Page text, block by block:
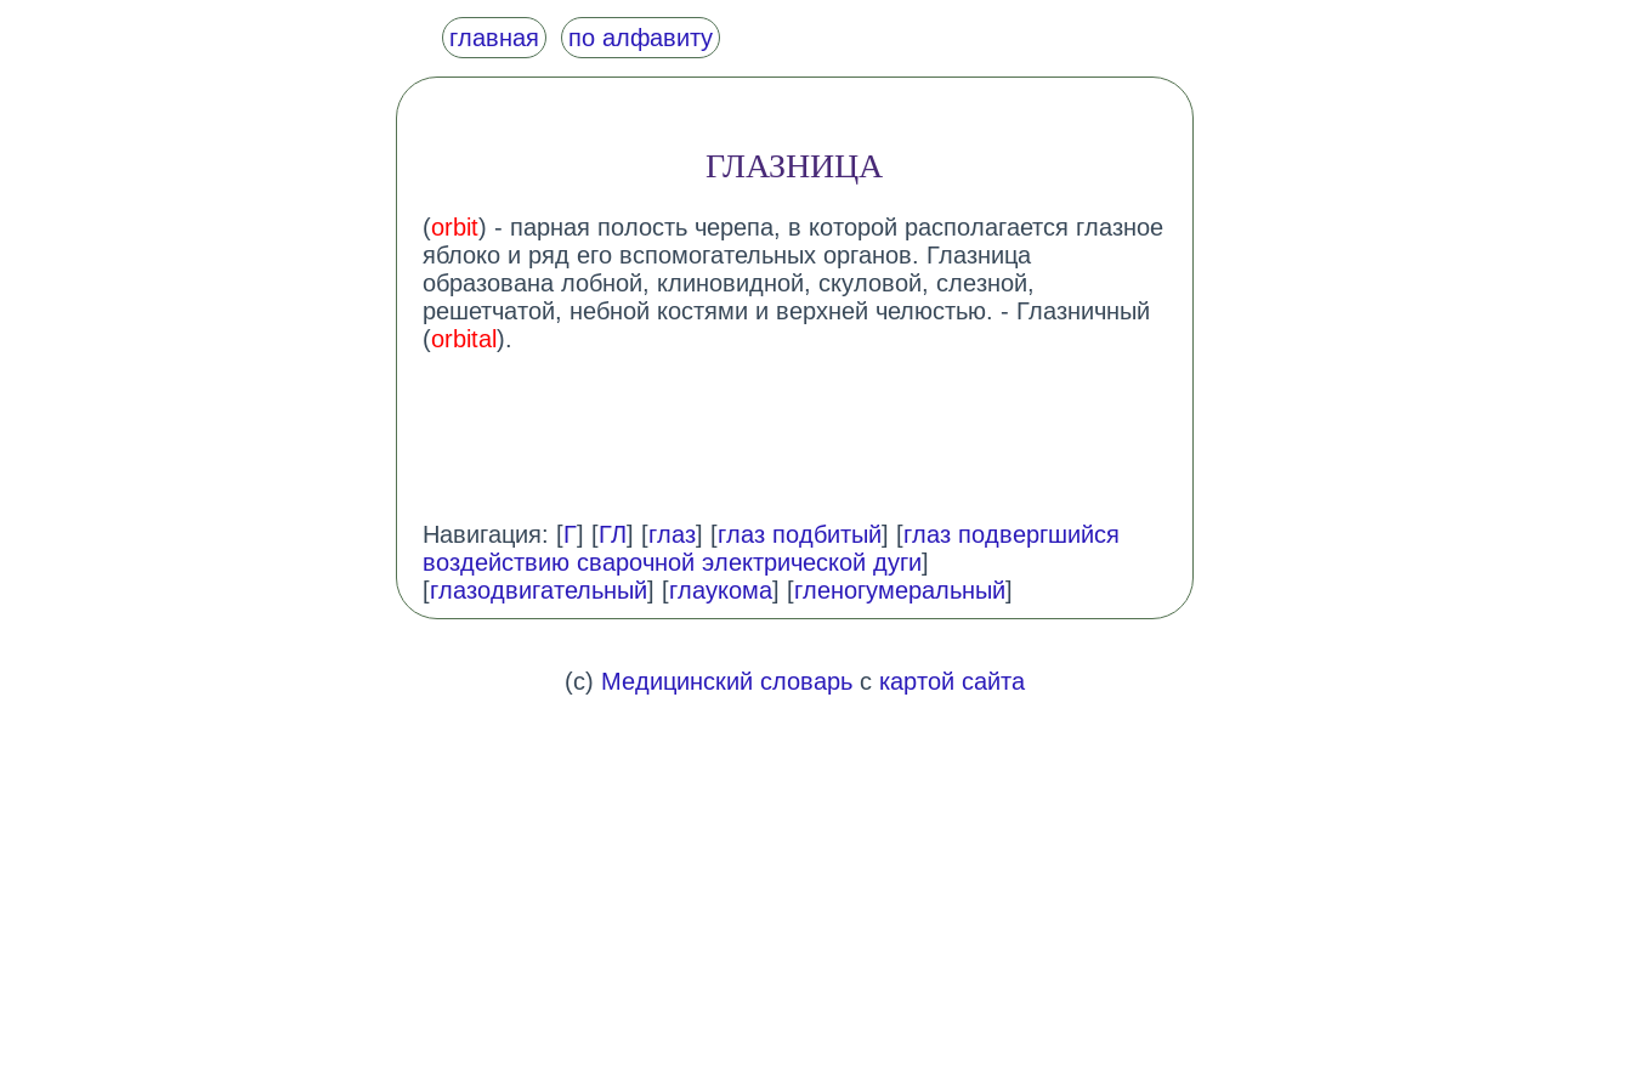
главная по алфавиту
ГЛАЗНИЦА
(orbit) - парная полость черепа, в которой располагается глазное
яблоко и ряд его вспомогательных органов. Глазница
образована лобной, клиновидной, скуловой, слезной,
решетчатой, небной костями и верхней челюстью. - Глазничный
(orbital).
Навигация: [Г] [ГЛ] [глаз] [глаз подбитый] [глаз подвергшийся
воздействию сварочной электрической дуги]
[глазодвигательный] [глаукома] [гленогумеральный]
(c) Медицинский словарьс картой сайта